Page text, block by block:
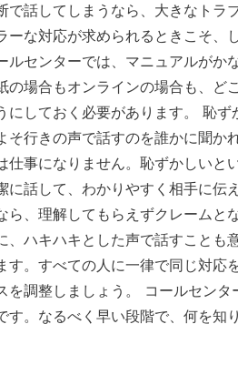
で話してしまうなら、大きなトラ
ーな対応が求められるときこそ、
ルセンターでは、マニュアルがか
の場合もオンラインの場合も、ど
にしておく必要があります。 恥
そ行きの声で話すのを誰かに聞
仕事になりません。恥ずかしいと
に話して、わかりやすく相手に伝
ら、理解してもらえずクレーム
、ハキハキとした声で話すこと
す。すべての人に一律で同じ対
を調整しましょう。 コールセン
す。なるべく早い段階で、何を